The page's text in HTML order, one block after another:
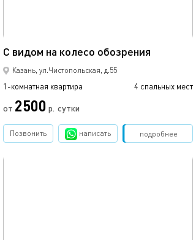
С видом на колесо обозрения
Казань, ул.Чистопольская, д.55
1-комнатная квартира 4 спальных мест
от 2500 р. сутки
подробнее
Позвонить написать Забронировать